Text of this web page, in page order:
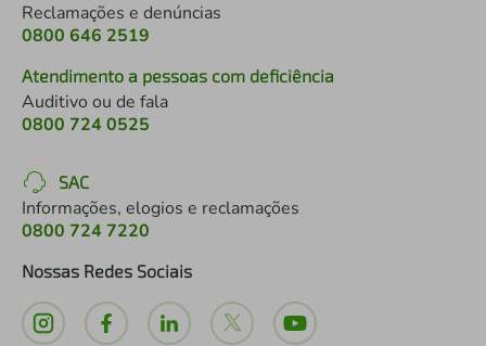
Reclamações e denúncias
0800 646 2519
Atendimento a pessoas com deficiência
Auditivo ou de fala
0800 724 0525
SAC
Informações, elogios e reclamações
0800 724 7220
Nossas Redes Sociais